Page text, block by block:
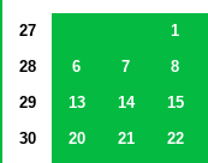
27
1
28
6 7 8
29
13 14 15
30
20 21 22